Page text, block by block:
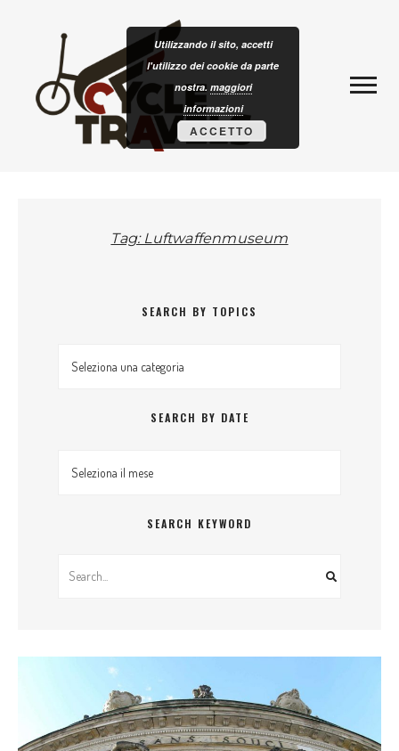
Tag: Luftwaffenmuseum
SEARCH BY TOPICS
Search by topics
SEARCH BY DATE
Search By Date
SEARCH KEYWORD
Utilizzando il sito, accetti
l'utilizzo dei cookie da parte
nostra. maggiori
informazioni
ACCETTO